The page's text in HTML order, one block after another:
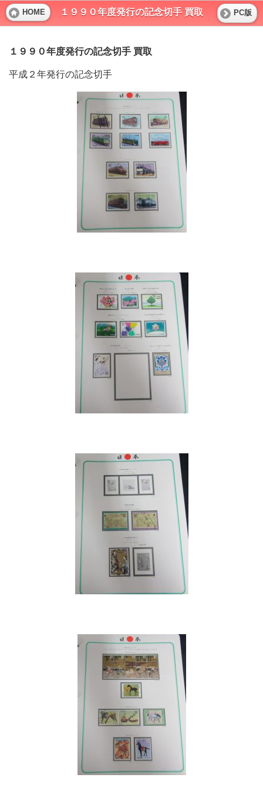
HOME １９９０年度発行の記念切手 買取 PC版
１９９０年度発行の記念切手 買取
平成２年発行の記念切手